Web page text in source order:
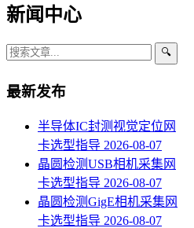
新闻中心
🔍
最新发布
半导体IC封测视觉定位网
卡选型指导 2026-08-07
晶圆检测USB相机采集网
卡选型指导 2026-08-07
晶圆检测GigE相机采集网
卡选型指导 2026-08-07